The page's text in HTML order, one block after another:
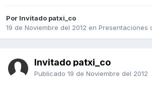
Por Invitado patxi_co
19 de Noviembre del 2012 en Presentaciones
Invitado patxi_co
Publicado 19 de Noviembre del 2012